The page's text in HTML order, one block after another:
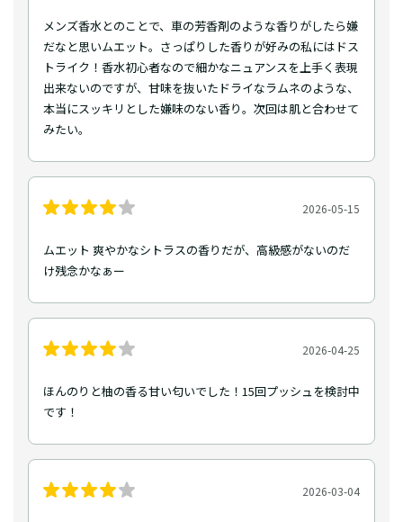
メンズ香水とのことで、車の芳香剤のような香りがしたら嫌
だなと思いムエット。さっぱりした香りが好みの私にはドス
トライク！香水初心者なので細かなニュアンスを上手く表現
出来ないのですが、甘味を抜いたドライなラムネのような、
本当にスッキリとした嫌味のない香り。次回は肌と合わせて
みたい。
2026-05-15
ムエット 爽やかなシトラスの香りだが、高級感がないのだ
け残念かなぁー
2026-04-25
ほんのりと柚の香る甘い匂いでした！15回プッシュを検討中
です！
2026-03-04